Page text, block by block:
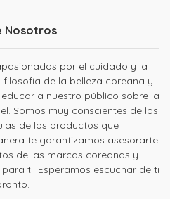
Nosotros
por el cuidado y la
de la belleza coreana y
a nuestro público sobre la
Somos muy conscientes de los
de los productos que
te garantizamos asesorarte
de las marcas coreanas y
ti. Esperamos escuchar de ti